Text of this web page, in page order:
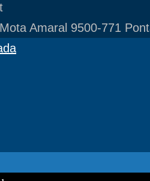
Amaral 9500-771